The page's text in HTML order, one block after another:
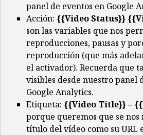
panel de eventos en Google
Acción: {{Video Status}}
son las variables que nos
reproducciones, pausas y
reproducción (que más
el activador). Recuerda que
visibles desde nuestro panel
Google Analytics.
Etiqueta: {{Video Title}} –
porque queremos que se
título del vídeo como su URL